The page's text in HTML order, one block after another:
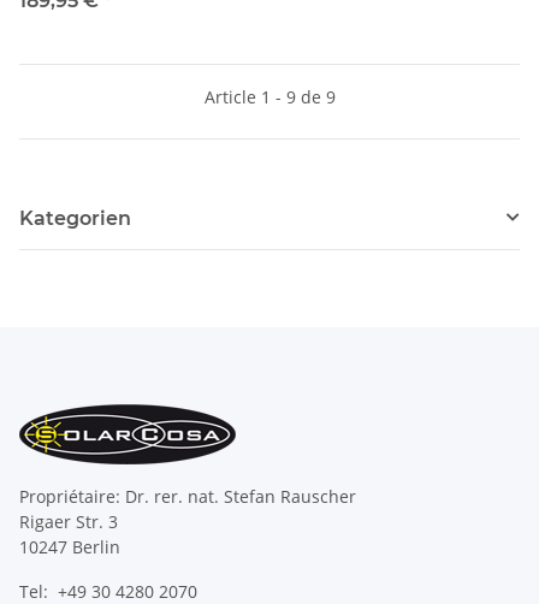
Article 1 - 9 de 9
Kategorien
Propriétaire: Dr. rer. nat. Stefan Rauscher
Rigaer Str. 3
10247 Berlin
Tel: +49 30 4280 2070